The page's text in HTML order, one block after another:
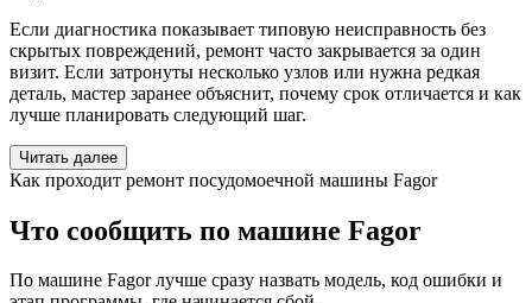
Если диагностика показывает типовую неисправность без
скрытых повреждений, ремонт часто закрывается за один
визит. Если затронуты несколько узлов или нужна редкая
деталь, мастер заранее объяснит, почему срок отличается и как
лучше планировать следующий шаг.
Читать далее
Как проходит ремонт посудомоечной машины Fagor
Что сообщить по машине Fagor
По машине Fagor лучше сразу назвать модель, код ошибки и